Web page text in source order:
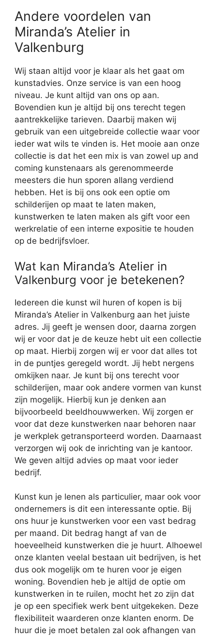
Andere voordelen van
Miranda’s Atelier in
Valkenburg
Wij staan altijd voor je klaar als het gaat om
kunstadvies. Onze service is van een hoog
niveau. Je kunt altijd van ons op aan.
Bovendien kun je altijd bij ons terecht tegen
aantrekkelijke tarieven. Daarbij maken wij
gebruik van een uitgebreide collectie waar voor
ieder wat wils te vinden is. Het mooie aan onze
collectie is dat het een mix is van zowel up and
coming kunstenaars als gerenommeerde
meesters die hun sporen allang verdiend
hebben. Het is bij ons ook een optie om
schilderijen op maat te laten maken,
kunstwerken te laten maken als gift voor een
werkrelatie of een interne expositie te houden
op de bedrijfsvloer.
Wat kan Miranda’s Atelier in
Valkenburg voor je betekenen?
Iedereen die kunst wil huren of kopen is bij
Miranda’s Atelier in Valkenburg aan het juiste
adres. Jij geeft je wensen door, daarna zorgen
wij er voor dat je de keuze hebt uit een collectie
op maat. Hierbij zorgen wij er voor dat alles tot
in de puntjes geregeld wordt. Jij hebt nergens
omkijken naar. Je kunt bij ons terecht voor
schilderijen, maar ook andere vormen van kunst
zijn mogelijk. Hierbij kun je denken aan
bijvoorbeeld beeldhouwwerken. Wij zorgen er
voor dat deze kunstwerken naar behoren naar
je werkplek getransporteerd worden. Daarnaast
verzorgen wij ook de inrichting van je kantoor.
We geven altijd advies op maat voor ieder
bedrijf.
Kunst kun je lenen als particulier, maar ook voor
ondernemers is dit een interessante optie. Bij
ons huur je kunstwerken voor een vast bedrag
per maand. Dit bedrag hangt af van de
hoeveelheid kunstwerken die je huurt. Alhoewel
onze klanten veelal bestaan uit bedrijven, is het
dus ook mogelijk om te huren voor je eigen
woning. Bovendien heb je altijd de optie om
kunstwerken in te ruilen, mocht het zo zijn dat
je op een specifiek werk bent uitgekeken. Deze
flexibiliteit waarderen onze klanten enorm. De
huur die je moet betalen zal ook afhangen van